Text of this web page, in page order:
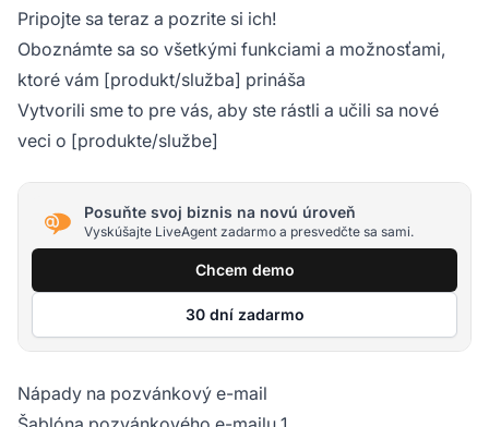
Pripojte sa teraz a pozrite si ich!
Oboznámte sa so všetkými funkciami a možnosťami,
ktoré vám [produkt/služba] prináša
Vytvorili sme to pre vás, aby ste rástli a učili sa nové
veci o [produkte/službe]
Posuňte svoj biznis na novú úroveň
Vyskúšajte LiveAgent zadarmo a presvedčte sa sami.
Chcem demo
30 dní zadarmo
Nápady na pozvánkový e-mail